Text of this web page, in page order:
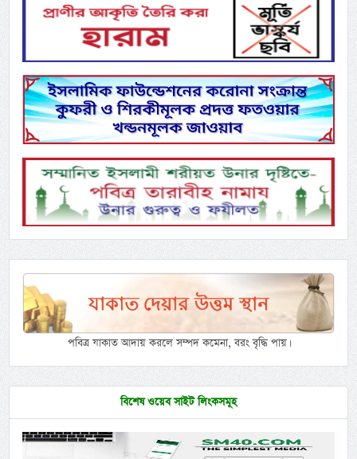
পবিত্র যাকাত আদায় করলে সম্পদ কমেনা, বরং বৃদ্ধি পায়।
বিশেষ ওয়েব সাইট লিংকসমূহ